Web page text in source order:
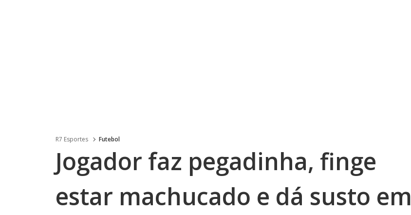
R7 Esportes Futebol
Jogador faz pegadinha, finge
estar machucado e dá susto em